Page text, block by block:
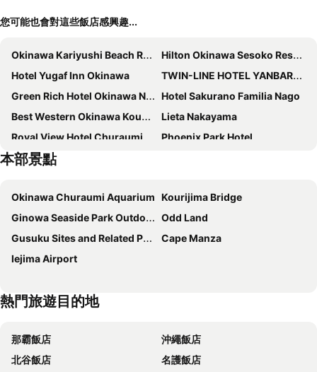
您可能也會對這些飯店感興趣...
Okinawa Kariyushi Beach Resort Ocean Spa
Hilton Okinawa Sesoko Resort
Hotel Yugaf Inn Okinawa
TWIN-LINE HOTEL YANBARU OKINAWA JAPAN
Green Rich Hotel Okinawa Nago
Hotel Sakurano Familia Nago
Best Western Okinawa Kouki Beach
Lieta Nakayama
Royal View Hotel Churaumi
Phoenix Park Hotel
Okinawa Kariyushi Resort EXES Onna
Kariyushi LCH. Resort
Hotel Tomas Nago
Miyuki Hamabaru Resort
Miyuki Beach
Halekulani Okinawa
Super Hotel Okinawa Nago
Hyatt Regency Seragaki Island Okinawa
Sunset Resort Canphou
Woodpecker Nakijin
Hotel & Restaurant On the Beach Lue
Amakara Okinawa
The Busena Terrace
本部景點
Okinawa Churaumi Aquarium Kourijima Bridge
Ginowa Seaside Park Outdoor Amphitheater
Odd Land
Gusuku Sites and Related Properties of the Kingdom of Ryukyu
Cape Manza
Iejima Airport
熱門旅遊目的地
那霸飯店
沖繩飯店
北谷飯店
名護飯店